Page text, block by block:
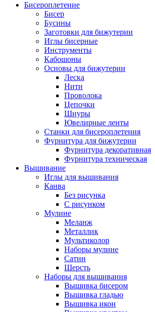
Бисероплетение
Бисер
Бусины
Заготовки для бижутерии
Иглы бисерные
Инструменты
Кабошоны
Основы для бижутерии
Леска
Нити
Проволока
Цепочки
Шнуры
Ювелирные ленты
Станки для бисероплетения
Фурнитура для бижутерии
Фурнитура декоративная
Фурнитура техническая
Вышивание
Иглы для вышивания
Канва
Без рисунка
С рисунком
Мулине
Меланж
Металлик
Мультиколор
Наборы мулине
Сатин
Шерсть
Наборы для вышивания
Вышивка бисером
Вышивка гладью
Вышивка икон